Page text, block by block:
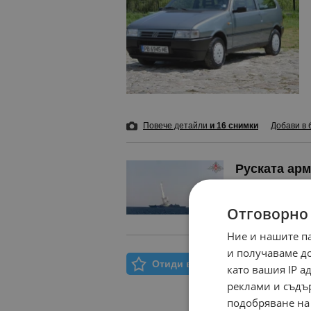
Повече детайли и 16 снимки Добави в
Руската
Отиди в Моят Бележник
Ние и нашите
и получаваме
като вашия IP
реклами и
подобряване на